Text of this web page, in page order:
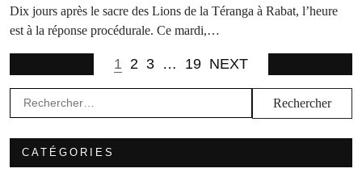
Dix jours après le sacre des Lions de la Téranga à Rabat, l’heure
est à la réponse procédurale. Ce mardi,…
1 2 3 … 19 NEXT
Rechercher :
CATÉGORIES